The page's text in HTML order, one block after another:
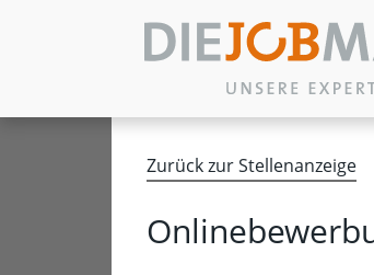
Zum Inhalt springen
Zurück zur Stellenanzeige